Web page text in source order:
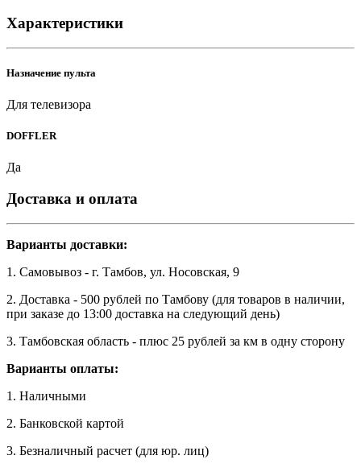
Характеристики
Назначение пульта
Для телевизора
DOFFLER
Да
Доставка и оплата
Варианты доставки:
1. Самовывоз - г. Тамбов, ул. Носовская, 9
2. Доставка - 500 рублей по Тамбову (для товаров в наличии,
при заказе до 13:00 доставка на следующий день)
3. Тамбовская область - плюс 25 рублей за км в одну сторону
Варианты оплаты:
1. Наличными
2. Банковской картой
3. Безналичный расчет (для юр. лиц)